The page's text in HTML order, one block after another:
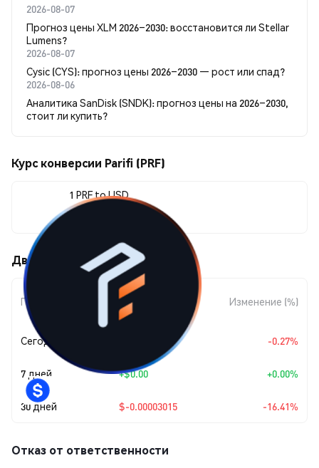
2026-08-07
Прогноз цены XLM 2026–2030: восстановится ли Stellar
Lumens?
2026-08-07
Cysic (CYS): прогноз цены 2026–2030 — рост или спад?
2026-08-06
Аналитика SanDisk (SNDK): прогноз цены на 2026–2030,
стоит ли купить?
Курс конверсии Parifi (PRF)
1 PRF to USD
Движения цены Parifi (PRF)
Период
Изменение
суммы
Изменение (%)
Сегодня $-0.00000041 -0.27%
7 дней +$0.00 +0.00%
30 дней $-0.00003015 -16.41%
Отказ от ответственности